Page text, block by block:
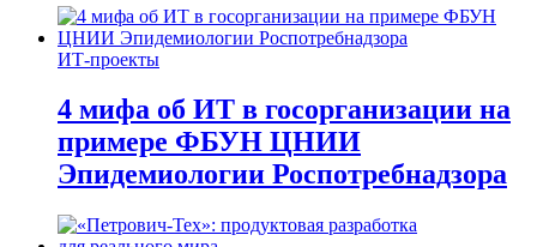
ИТ-проекты
4 мифа об ИТ в госорганизации на
примере ФБУН ЦНИИ
Эпидемиологии Роспотребнадзора